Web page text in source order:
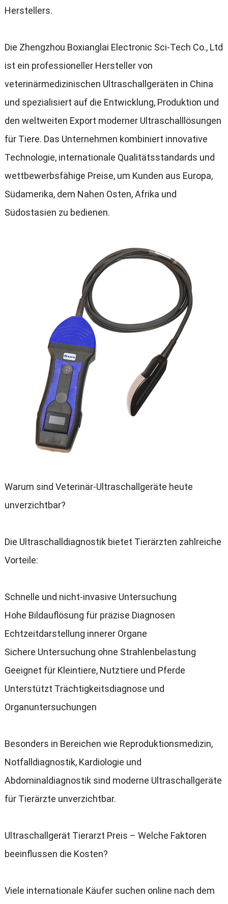
Herstellers.
Die Zhengzhou Boxianglai Electronic Sci-Tech Co., Ltd
ist ein professioneller Hersteller von
veterinärmedizinischen Ultraschallgeräten in China
und spezialisiert auf die Entwicklung, Produktion und
den weltweiten Export moderner Ultraschalllösungen
für Tiere. Das Unternehmen kombiniert innovative
Technologie, internationale Qualitätsstandards und
wettbewerbsfähige Preise, um Kunden aus Europa,
Südamerika, dem Nahen Osten,Afrika und
Südostasien zu bedienen.
Warum sind Veterinär-Ultraschallgeräte heute
unverzichtbar?
Die Ultraschalldiagnostik bietet Tierärzten zahlreiche
Vorteile:
Schnelle und nicht-invasive Untersuchung
Hohe Bildauflösung für präzise Diagnosen
Echtzeitdarstellung innerer Organe
Sichere Untersuchung ohne Strahlenbelastung
Geeignet für Kleintiere, Nutztiere und Pferde
Unterstützt Trächtigkeitsdiagnose und
Organuntersuchungen
Besonders in Bereichen wie Reproduktionsmedizin,
Notfalldiagnostik, Kardiologie und
Abdominaldiagnostik sind moderne Ultraschallgeräte
für Tierärzte unverzichtbar.
Ultraschallgerät Tierarzt Preis – Welche Faktoren
beeinflussen die Kosten?
Viele internationale Käufer suchen online nach dem